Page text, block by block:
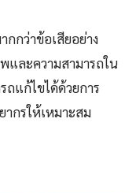
กกว่าข้อเสียอย่าง
และความสามารถใน
ถแก้ไขได้ด้วยการ
ากรให้เหมาะสม